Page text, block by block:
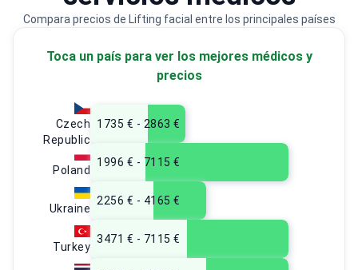
Compara precios de Lifting facial entre los principales países
Toca un país para ver los mejores médicos y
precios
Czech
Republic
Poland
Ukraine
Turkey
1735 € - 2863 €
1996 € - 7115 €
2256 € - 4165 €
3471 € - 7115 €